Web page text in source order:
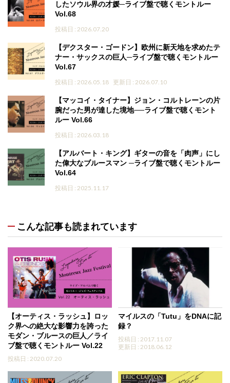
したソウル界の才媛─ライブ盤で聴くモントルー
Vol.68
投稿日 : 2026.07.20
【デクスター・ゴードン】欧州に新天地を求めたテ
ナー・サックスの巨人─ライブ盤で聴くモントルー
Vol.67
投稿日 : 2026.05.18 更新日 : 2026.07.10
【マッコイ・タイナー】ジョン・コルトレーンの片
腕だった男が達した境地──ライブ盤で聴くモント
ルー Vol.66
投稿日 : 2026.03.18
【アルバート・キング】ギターの音を「肉声」にし
た偉大なブルースマン ─ライブ盤で聴くモントルー
Vol.64
投稿日 : 2025.11.17
こんな記事も読まれています
【オーティス・ラッシュ】ロッ
ク界への絶大な影響力を誇った
モダン・ブルースの巨人／ライ
ブ盤で聴くモントルー Vol.22
投稿日 : 2020.07.20
マイルスの「Tutu」をDNAに記
録？
投稿日 : 2017.11.07
更新日 : 2018.06.12